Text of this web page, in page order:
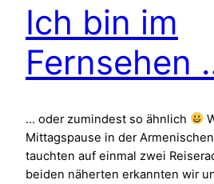
Ich bin im
Fernsehen
… oder zumindest so ähnlich
Mittagspause in der
tauchten auf einmal zwei
beiden näherten erkannten wir